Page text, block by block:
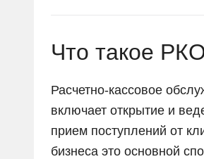
Что такое
Расчетно-кассовое
включает открытие и
прием поступлений от
бизнеса это основной